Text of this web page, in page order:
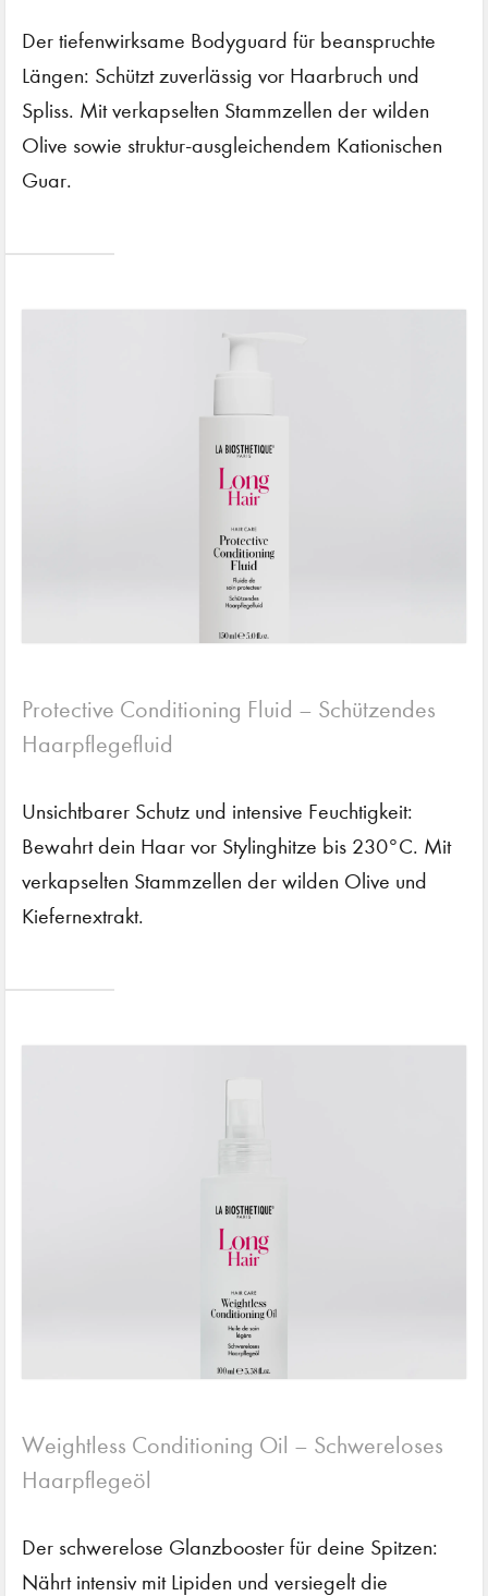
Der tiefenwirksame Bodyguard für beanspruchte
Längen: Schützt zuverlässig vor Haarbruch und
Spliss. Mit verkapselten Stammzellen der wilden
Olive sowie struktur-ausgleichendem Kationischen
Guar.
Protective Conditioning Fluid – Schützendes
Haarpflegefluid
Unsichtbarer Schutz und intensive Feuchtigkeit:
Bewahrt dein Haar vor Stylinghitze bis 230°C. Mit
verkapselten Stammzellen der wilden Olive und
Kiefernextrakt.
Weightless Conditioning Oil – Schwereloses
Haarpflegeöl
Der schwerelose Glanzbooster für deine Spitzen:
Nährt intensiv mit Lipiden und versiegelt die